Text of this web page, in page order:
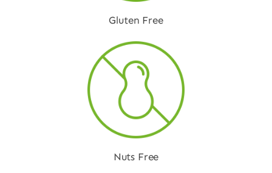
Gluten Free
Nuts Free